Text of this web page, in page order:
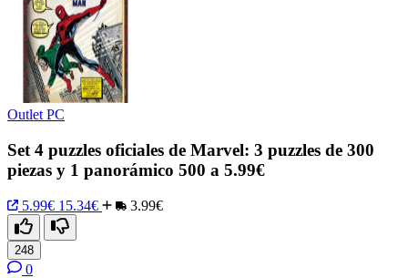
Outlet PC
Set 4 puzzles oficiales de Marvel: 3 puzzles de 300
piezas y 1 panorámico 500 a 5.99€
5.99€ 15.34€ 3.99€
248
0